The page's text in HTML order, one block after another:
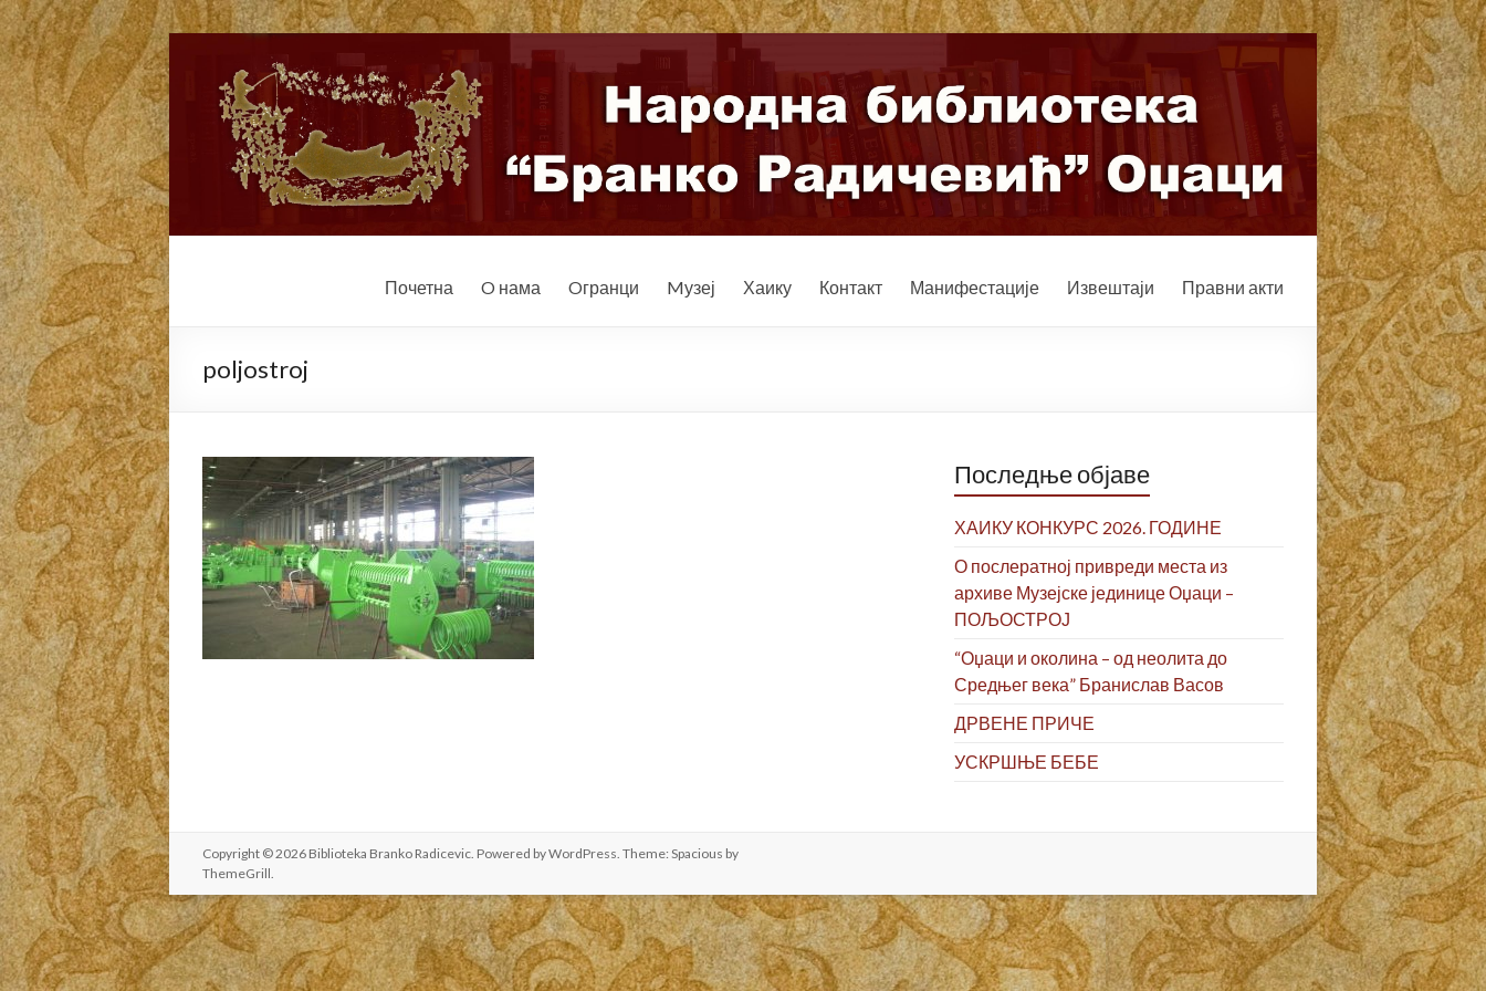
Почетна O нама Oгранци Mузеј Хаику Контакт Манифестације Извештаји Правни акти
poljostroj
Последње објаве
ХАИКУ КОНКУРС 2026. ГОДИНЕ
О послератној привреди места из
архиве Музејске јединице Оџаци –
ПОЉОСТРОЈ
“Оџаци и околина – од неолита до
Средњег века” Бранислав Васов
ДРВЕНЕ ПРИЧЕ
УСКРШЊЕ БЕБЕ
Copyright © 2026 Biblioteka Branko Radicevic . Powered byWordPress . Theme: Spacious by
ThemeGrill